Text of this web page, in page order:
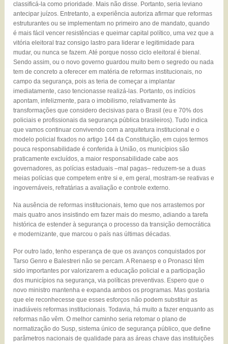
classificá-la como prioridade. Mais não disse. Portanto, seria leviano
antecipar juízos. Entretanto, a experiência autoriza afirmar que reformas
estruturantes ou se implementam no primeiro ano de mandato, quando
é mais fácil vencer resistências e queimar capital político, uma vez que a
vitória eleitoral traz consigo lastro para liderar e legitimidade para
mudar, ou nunca se fazem. Até porque nosso ciclo eleitoral é bienal.
Sendo assim, ou o novo governo guardou muito bem o segredo ou nada
tem de concreto a oferecer em matéria de reformas institucionais, no
campo da segurança, pois as teria de começar a implantar
imediatamente, caso tencionasse realizá-las. Portanto, os indícios
apontam, infelizmente, para o imobilismo, relativamente às
transformações que considero decisivas para o Brasil (eu e 70% dos
policiais e profissionais da segurança pública brasileiros). Tudo indica
que vamos continuar convivendo com a arquitetura institucional e o
modelo policial fixados no artigo 144 da Constituição, em cujos termos
pouca responsabilidade é conferida à União, os municípios são
praticamente excluídos, a maior responsabilidade cabe aos
governadores, as polícias estaduais –mal pagas– reduzem-se a duas
meias polícias que competem entre si e, em geral, mostram-se reativas e
ingovernáveis, refratárias a avaliação e controle externo.
Na ausência de reformas institucionais, temo que nos arrastemos por
mais quatro anos insistindo em fazer mais do mesmo, adiando a tarefa
histórica de estender à segurança o processo da transição democrática
e modernizante, que marcou o país nas últimas décadas.
Por outro lado, tenho esperança de que os avanços conquistados por
Tarso Genro e Balestreri não se percam. A Renaesp e o Pronasci têm
sido importantes por valorizarem a educação policial e a participação
dos municípios na segurança, via políticas preventivas. Espero que o
novo ministro mantenha e expanda ambos os programas. Mas gostaria
que ele reconhecesse que esses esforços não podem substituir as
inadiáveis reformas institucionais. Todavia, há muito a fazer enquanto as
reformas não vêm. O melhor caminho seria retomar o plano de
normatização do Susp, sistema único de segurança público, que define
parâmetros nacionais de qualidade para as áreas chave das instituições